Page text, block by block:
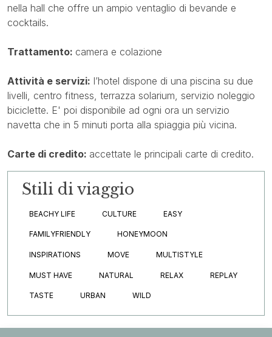
nella hall che offre un ampio ventaglio di bevande e
cocktails.
Trattamento: camera e colazione
Attività e servizi: l’hotel dispone di una piscina su due
livelli, centro fitness, terrazza solarium, servizio noleggio
biciclette. E' poi disponibile ad ogni ora un servizio
navetta che in 5 minuti porta alla spiaggia più vicina.
Carte di credito: accettate le principali carte di credito.
Stili di viaggio
BEACHY LIFE CULTURE EASY
FAMILYFRIENDLY HONEYMOON
INSPIRATIONS MOVE MULTISTYLE
MUST HAVE NATURAL RELAX REPLAY
TASTE URBAN WILD